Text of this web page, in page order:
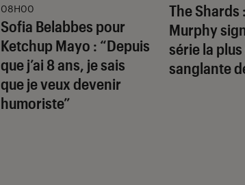
Sofia Belabbes pour
Ketchup Mayo : “Depuis
que j’ai 8 ans, je sais
que je veux devenir
humoriste”
08H00
The Shards
Murphy
série la
sanglante